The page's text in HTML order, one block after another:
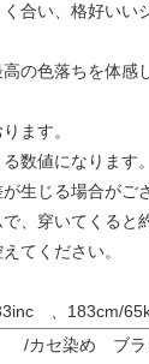
合い、格好いい
の色落ちを体感
ます。
数値になります。
生じる場合がご
、穿いてくると
てください。
、183cm/
/カセ染め ブラ